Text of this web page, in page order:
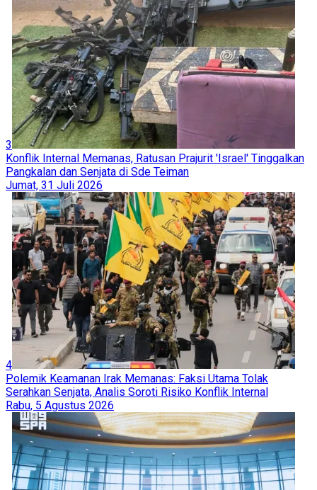
3
Konflik Internal Memanas, Ratusan Prajurit 'Israel' Tinggalkan
Pangkalan dan Senjata di Sde Teiman
Jumat, 31 Juli 2026
4
Polemik Keamanan Irak Memanas: Faksi Utama Tolak
Serahkan Senjata, Analis Soroti Risiko Konflik Internal
Rabu, 5 Agustus 2026